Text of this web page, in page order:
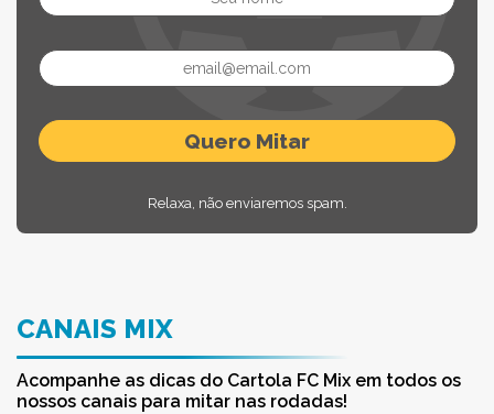
Relaxa, não enviaremos spam.
CANAIS MIX
Acompanhe as dicas do Cartola FC Mix em todos os
nossos canais para mitar nas rodadas!